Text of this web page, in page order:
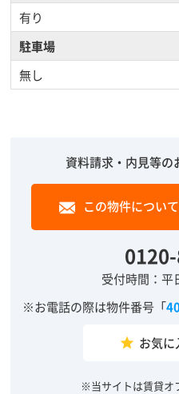
有り
駐車場
無し
資料請求・内見等の
この物件につい
受付時間：平
※お電話の際は物件番号「
grade お気に
※当サイトは賃貸オ